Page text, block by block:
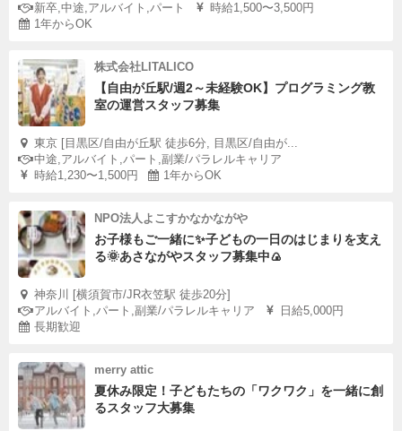
新卒,中途,アルバイト,パート
時給1,500〜3,500円
1年からOK
株式会社LITALICO
【自由が丘駅/週2～未経験OK】プログラミング教
室の運営スタッフ募集
東京 [目黒区/自由が丘駅 徒歩6分, 目黒区/自由が...
中途,アルバイト,パート,副業/パラレルキャリア
時給1,230〜1,500円
1年からOK
NPO法人よこすかなかながや
お子様もご一緒に✨子どもの一日のはじまりを支え
る🌞あさながやスタッフ募集中🍙
神奈川 [横須賀市/JR衣笠駅 徒歩20分]
アルバイト,パート,副業/パラレルキャリア
日給5,000円
長期歓迎
merry attic
夏休み限定！子どもたちの「ワクワク」を一緒に創
るスタッフ大募集